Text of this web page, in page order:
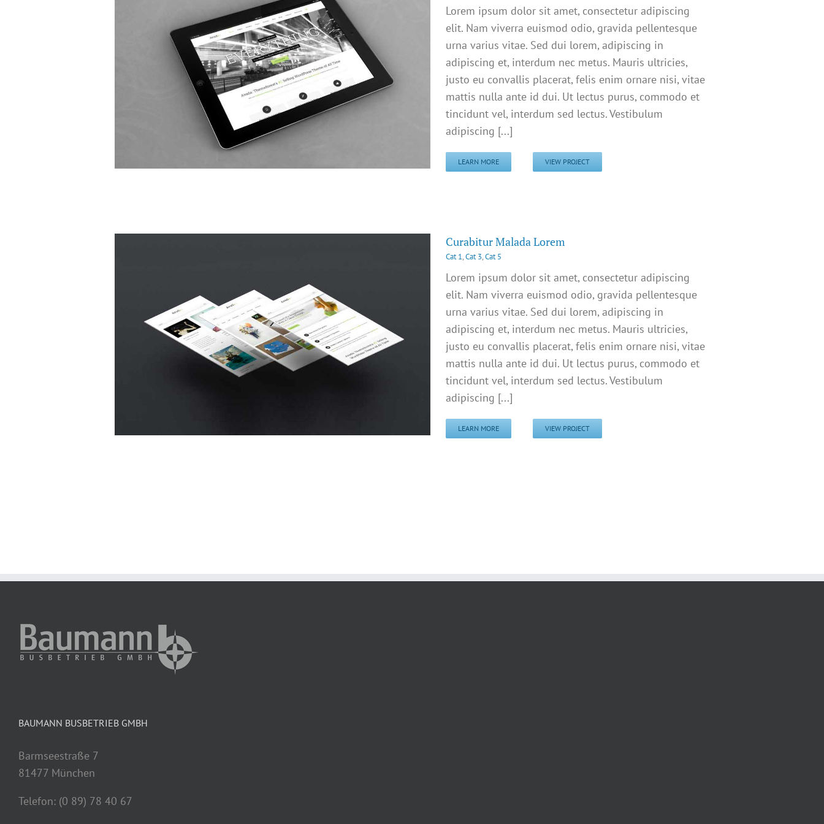
Lorem ipsum dolor sit amet, consectetur adipiscing
elit. Nam viverra euismod odio, gravida pellentesque
urna varius vitae. Sed dui lorem, adipiscing in
adipiscing et, interdum nec metus. Mauris ultricies,
justo eu convallis placerat, felis enim ornare nisi, vitae
mattis nulla ante id dui. Ut lectus purus, commodo et
tincidunt vel, interdum sed lectus. Vestibulum
adipiscing [...]
LEARN MORE VIEW PROJECT
Curabitur Malada Lorem
Cat 1,Cat 3,Cat 5
Lorem ipsum dolor sit amet, consectetur adipiscing
elit. Nam viverra euismod odio, gravida pellentesque
urna varius vitae. Sed dui lorem, adipiscing in
adipiscing et, interdum nec metus. Mauris ultricies,
justo eu convallis placerat, felis enim ornare nisi, vitae
mattis nulla ante id dui. Ut lectus purus, commodo et
tincidunt vel, interdum sed lectus. Vestibulum
adipiscing [...]
LEARN MORE VIEW PROJECT
BAUMANN BUSBETRIEB GMBH
Barmseestraße 7
81477 München
Telefon: (0 89) 78 40 67